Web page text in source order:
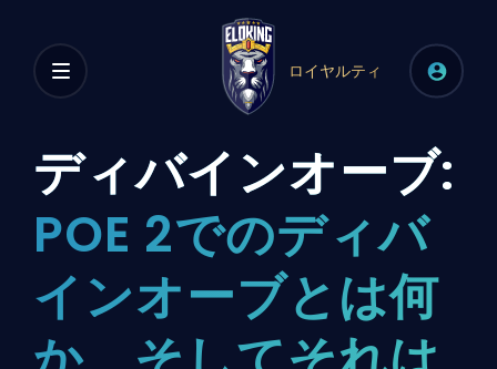
ロイヤルティ
ディバインオーブ:
POE 2でのディバ
インオーブとは何